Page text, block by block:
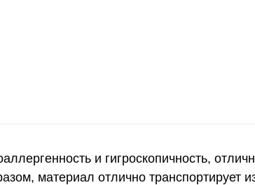
и гигроскопичность,
материал отлично транспортирует